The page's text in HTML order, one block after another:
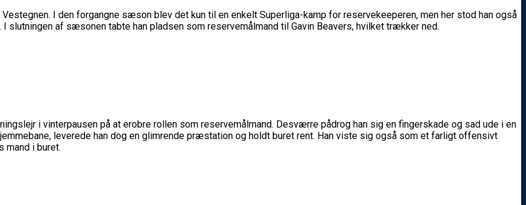
I den forgangne sæson blev det kun til en enkelt Superliga-kamp for reservekeeperen, men her stod han også
slutningen af sæsonen tabte han pladsen som reservemålmand til Gavin Beavers, hvilket trækker ned.
i vinterpausen på at erobre rollen som reservemålmand. Desværre pådrog han sig en fingerskade og sad ude i en
leverede han dog en glimrende præstation og holdt buret rent. Han viste sig også som et farligt offensivt
mand i buret.